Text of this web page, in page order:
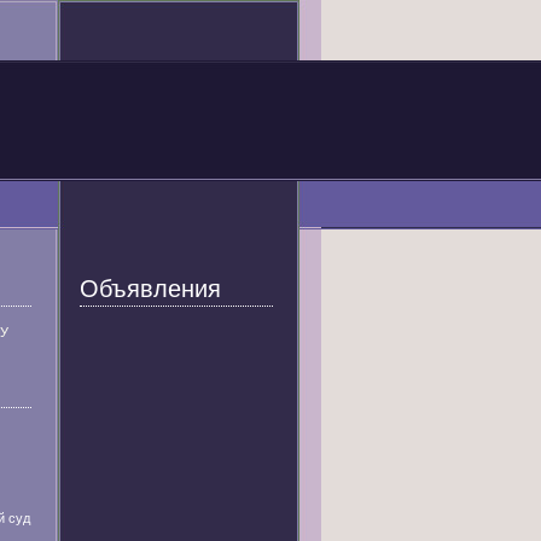
суд
Объявления